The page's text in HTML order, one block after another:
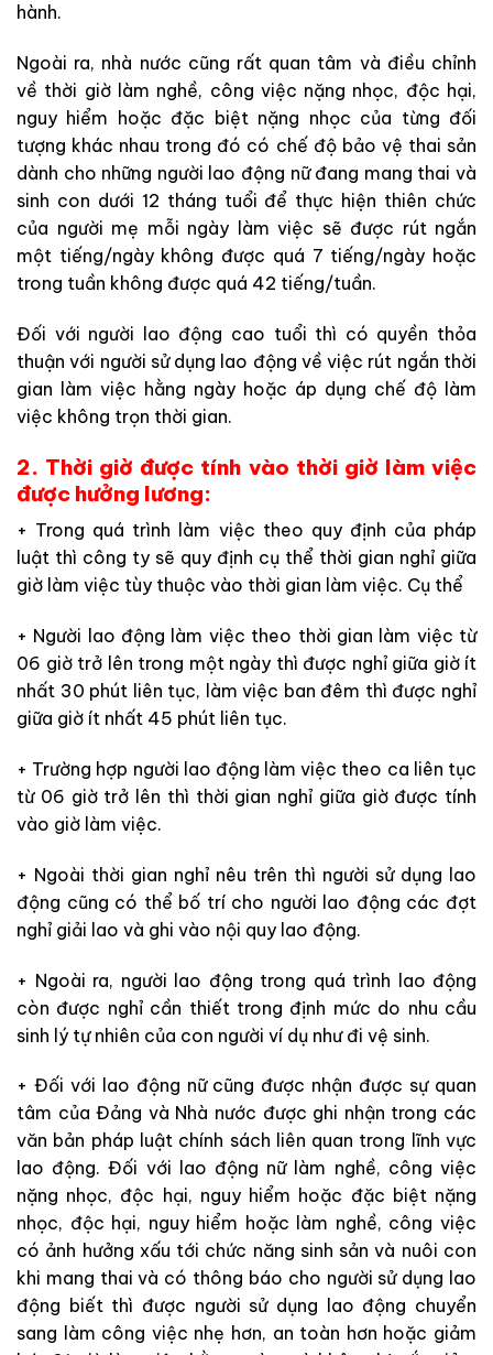
hành.
Ngoài ra, nhà nước cũng rất quan tâm và điều chỉnh
về thời giờ làm nghề, công việc nặng nhọc, độc hại,
nguy hiểm hoặc đặc biệt nặng nhọc của từng đối
tượng khác nhau trong đó có chế độ bảo vệ thai sản
dành cho những người lao động nữ đang mang thai và
sinh con dưới 12 tháng tuổi để thực hiện thiên chức
của người mẹ mỗi ngày làm việc sẽ được rút ngắn
một tiếng/ngày không được quá 7 tiếng/ngày hoặc
trong tuần không được quá 42 tiếng/tuần.
Đối với người lao động cao tuổi thì có quyền thỏa
thuận với người sử dụng lao động về việc rút ngắn thời
gian làm việc hằng ngày hoặc áp dụng chế độ làm
việc không trọn thời gian.
2. Thời giờ được tính vào thời giờ làm việc
được hưởng lương:
+ Trong quá trình làm việc theo quy định của pháp
luật thì công ty sẽ quy định cụ thể thời gian nghỉ giữa
giờ làm việc tùy thuộc vào thời gian làm việc. Cụ thể
+ Người lao động làm việc theo thời gian làm việc từ
06 giờ trở lên trong một ngày thì được nghỉ giữa giờ ít
nhất 30 phút liên tục, làm việc ban đêm thì được nghỉ
giữa giờ ít nhất 45 phút liên tục.
+ Trường hợp người lao động làm việc theo ca liên tục
từ 06 giờ trở lên thì thời gian nghỉ giữa giờ được tính
vào giờ làm việc.
+ Ngoài thời gian nghỉ nêu trên thì người sử dụng lao
động cũng có thể bố trí cho người lao động các đợt
nghỉ giải lao và ghi vào nội quy lao động.
+ Ngoài ra, người lao động trong quá trình lao động
còn được nghỉ cần thiết trong định mức do nhu cầu
sinh lý tự nhiên của con người ví dụ như đi vệ sinh.
+ Đối với lao động nữ cũng được nhận được sự quan
tâm của Đảng và Nhà nước được ghi nhận trong các
văn bản pháp luật chính sách liên quan trong lĩnh vực
lao động. Đối với lao động nữ làm nghề, công việc
nặng nhọc, độc hại, nguy hiểm hoặc đặc biệt nặng
nhọc, độc hại, nguy hiểm hoặc làm nghề, công việc
có ảnh hưởng xấu tới chức năng sinh sản và nuôi con
khi mang thai và có thông báo cho người sử dụng lao
động biết thì được người sử dụng lao động chuyển
sang làm công việc nhẹ hơn, an toàn hơn hoặc giảm